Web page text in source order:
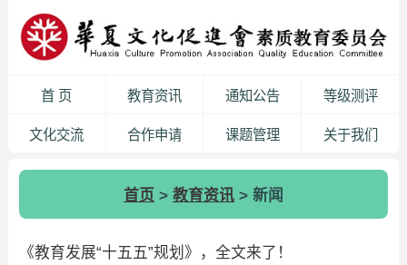
首 页 教育资讯 通知公告 等级测评
文化交流 合作申请 课题管理 关于我们
首页 > 教育资讯> 新闻
《教育发展“十五五”规划》，全文来了！